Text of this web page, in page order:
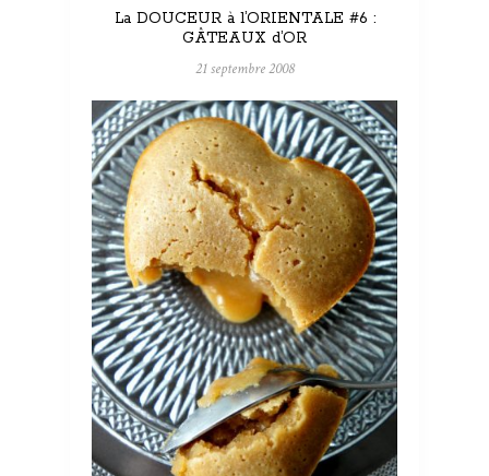
La DOUCEUR à l’ORIENTALE #6 :
GÂTEAUX d’OR
21 septembre 2008